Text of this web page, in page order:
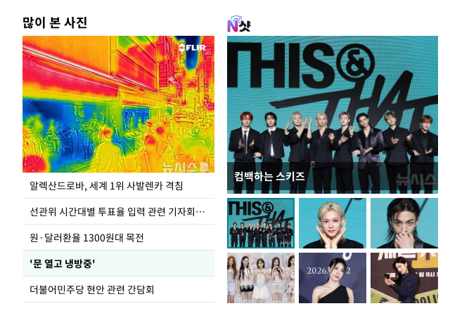
많이 본 사진
알렉산드로바, 세계 1위 사발렌카 격침
선관위 시간대별 투표율 입력 관련 기자회견하는 주진우 의원
원·달러환율 1300원대 목전
'문 열고 냉방중'
더불어민주당 현안 관련 간담회
컴백하는 스키즈
주유소 기름값 12주째 하락, L당 1천800원대